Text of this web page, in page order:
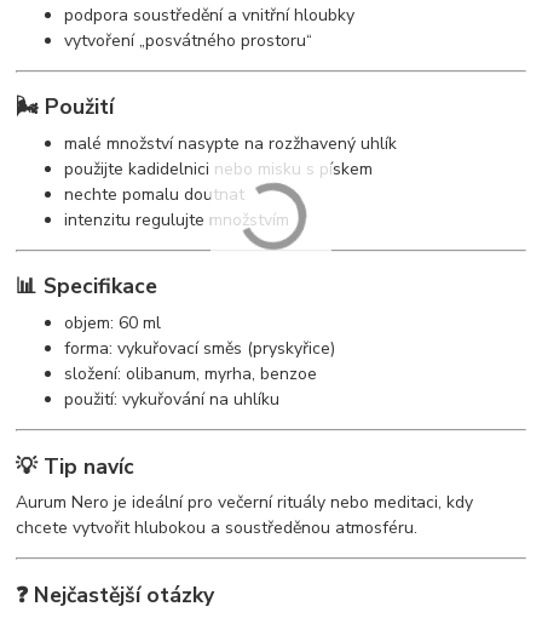
podpora soustředění a vnitřní hloubky
vytvoření „posvátného prostoru“
🌬️ Použití
malé množství nasypte na rozžhavený uhlík
použijte kadidelnici nebo misku s pískem
nechte pomalu doutnat
intenzitu regulujte množstvím
📊 Specifikace
objem: 60 ml
forma: vykuřovací směs (pryskyřice)
složení: olibanum, myrha, benzoe
použití: vykuřování na uhlíku
💡 Tip navíc
Aurum Nero je ideální pro večerní rituály nebo meditaci, kdy
chcete vytvořit hlubokou a soustředěnou atmosféru.
❓ Nejčastější otázky